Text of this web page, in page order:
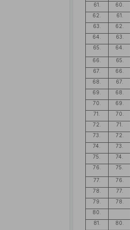
61.
60.
62.
61.
63.
62.
64.
63.
65.
64.
66.
65.
67.
66.
68.
67.
69.
68.
70.
69.
71.
70.
72.
71.
73.
72.
74.
73.
75.
74.
76.
75.
77.
76.
78.
77.
79.
78.
80.
81.
80.